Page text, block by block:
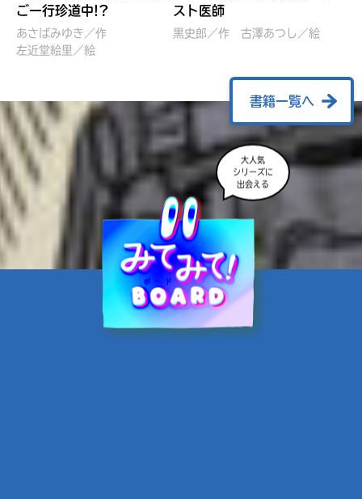
ぼくたちのマインクラフト
冒険記 エンチャント剣
VS暴走モブ
営委員会／協力
レッツゴー！まいぜんシス
ターズ とつぜん、王様に
佐久間さのすけ／絵
ご一行珍道中!?
あさばみゆき／作
左近堂絵里／絵
スト医師
黒史郎／作 古澤あつし／絵
書籍一覧へ
大人気
シリーズに